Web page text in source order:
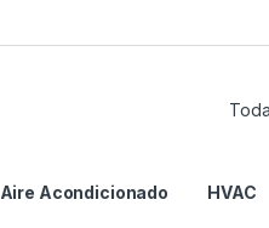
Aire Acondicionado HVAC